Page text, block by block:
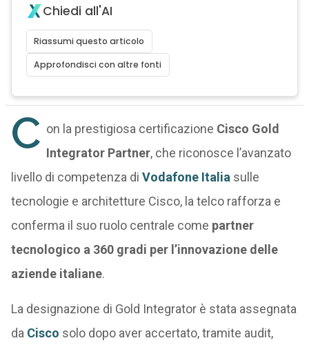
Chiedi all'AI
Riassumi questo articolo
Approfondisci con altre fonti
C on la prestigiosa certificazione Cisco Gold
Integrator Partner, che riconosce l’avanzato
livello di competenza di Vodafone Italia sulle
tecnologie e architetture Cisco, la telco rafforza e
conferma il suo ruolo centrale come partner
tecnologico a 360 gradi per l’innovazione delle
aziende italiane.
La designazione di Gold Integrator è stata assegnata
da Cisco solo dopo aver accertato, tramite audit,